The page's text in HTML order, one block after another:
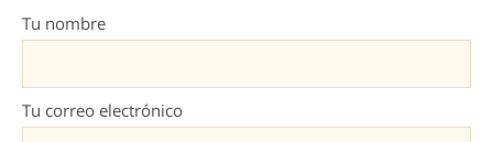
Tu nombre
Tu correo electrónico